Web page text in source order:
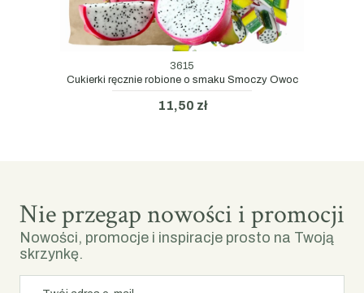
3615
Cukierki ręcznie robione o smaku Smoczy Owoc
11,50 zł
Nie przegap nowości i promocji
Nowości, promocje i inspiracje prosto na Twoją
skrzynkę.